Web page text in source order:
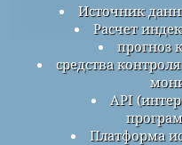
Источник
Расчет
прогноз
средства
API
Платформа